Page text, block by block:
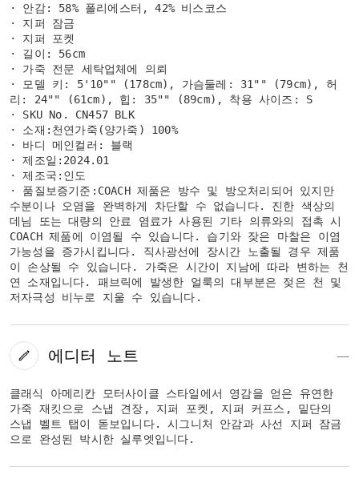
· 안감: 58% 폴리에스터, 42% 비스코스
· 지퍼 잠금
· 지퍼 포켓
· 길이: 56cm
· 가죽 전문 세탁업체에 의뢰
· 모델 키: 5'10"" (178cm), 가슴둘레: 31"" (79cm), 허
리: 24"" (61cm), 힙: 35"" (89cm), 착용 사이즈: S
· SKU No. CN457 BLK
· 소재:천연가죽(양가죽) 100%
· 바디 메인컬러: 블랙
· 제조일:2024.01
· 제조국:인도
· 품질보증기준:COACH 제품은 방수 및 방오처리되어 있지만
수분이나 오염을 완벽하게 차단할 수 없습니다. 진한 색상의
데님 또는 대량의 안료 염료가 사용된 기타 의류와의 접촉 시
COACH 제품에 이염될 수 있습니다. 습기와 잦은 마찰은 이염
가능성을 증가시킵니다. 직사광선에 장시간 노출될 경우 제품
이 손상될 수 있습니다. 가죽은 시간이 지남에 따라 변하는 천
연 소재입니다. 패브릭에 발생한 얼룩의 대부분은 젖은 천 및
저자극성 비누로 지울 수 있습니다.
에디터 노트
클래식 아메리칸 모터사이클 스타일에서 영감을 얻은 유연한
가죽 재킷으로 스냅 견장, 지퍼 포켓, 지퍼 커프스, 밑단의
스냅 벨트 탭이 돋보입니다. 시그니처 안감과 사선 지퍼 잠금
으로 완성된 박시한 실루엣입니다.